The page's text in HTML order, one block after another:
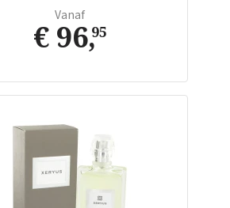
Vanaf
€ 96,95